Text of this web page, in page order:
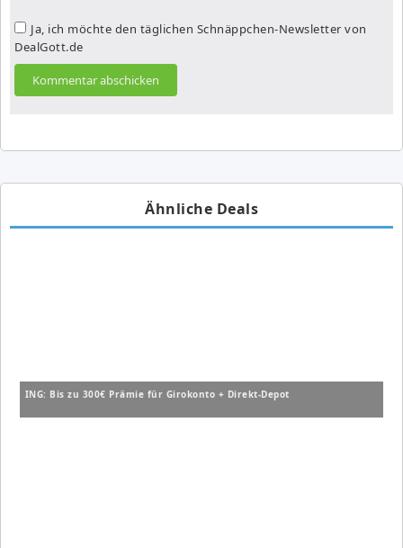
Ja, ich möchte den täglichen Schnäppchen-Newsletter von
DealGott.de
Ähnliche Deals
ING: Bis zu 300€ Prämie für Girokonto + Direkt-Depot